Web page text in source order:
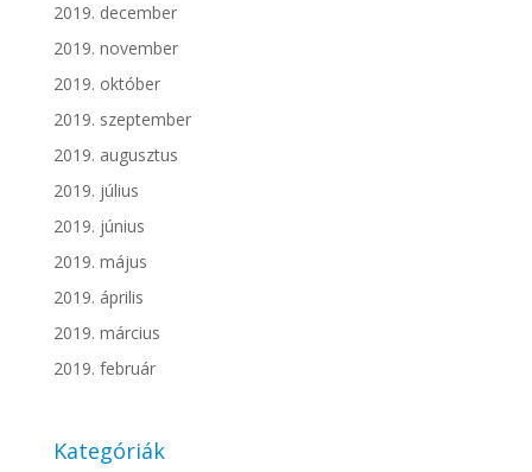
2019. december
2019. november
2019. október
2019. szeptember
2019. augusztus
2019. július
2019. június
2019. május
2019. április
2019. március
2019. február
Kategóriák